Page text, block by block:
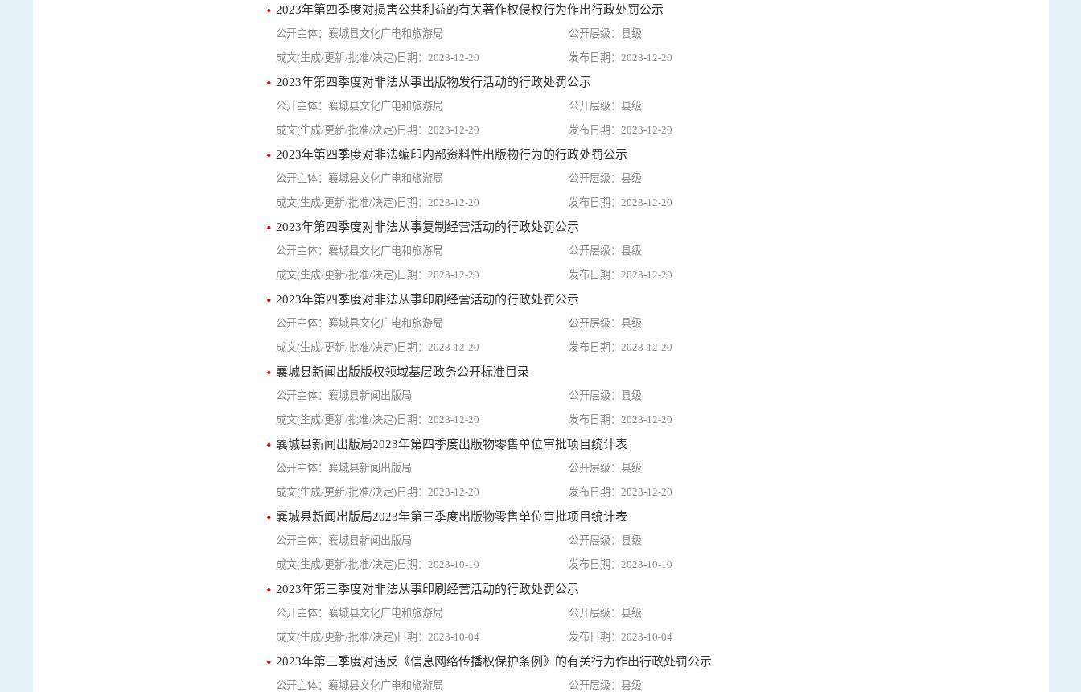
2023年第四季度对损害公共利益的有关著作权侵权行为作出行政处罚公示
襄城县文化广电和旅游局
县级
2023-12-20
2023-12-20
2023年第四季度对非法从事出版物发行活动的行政处罚公示
襄城县文化广电和旅游局
县级
2023-12-20
2023-12-20
2023年第四季度对非法编印内部资料性出版物行为的行政处罚公示
襄城县文化广电和旅游局
县级
2023-12-20
2023-12-20
2023年第四季度对非法从事复制经营活动的行政处罚公示
襄城县文化广电和旅游局
县级
2023-12-20
2023-12-20
2023年第四季度对非法从事印刷经营活动的行政处罚公示
襄城县文化广电和旅游局
县级
2023-12-20
2023-12-20
襄城县新闻出版版权领域基层政务公开标准目录
襄城县新闻出版局
县级
2023-12-20
2023-12-20
襄城县新闻出版局2023年第四季度出版物零售单位审批项目统计表
襄城县新闻出版局
县级
2023-12-20
2023-12-20
襄城县新闻出版局2023年第三季度出版物零售单位审批项目统计表
襄城县新闻出版局
县级
2023-10-10
2023-10-10
2023年第三季度对非法从事印刷经营活动的行政处罚公示
襄城县文化广电和旅游局
县级
2023-10-04
2023-10-04
2023年第三季度对违反《信息网络传播权保护条例》的有关行为作出行政处罚公示
襄城县文化广电和旅游局 县级